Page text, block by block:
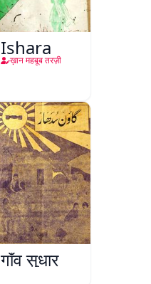
Ishara
ख़ान महबूब तरज़ी
गाँव सुधार